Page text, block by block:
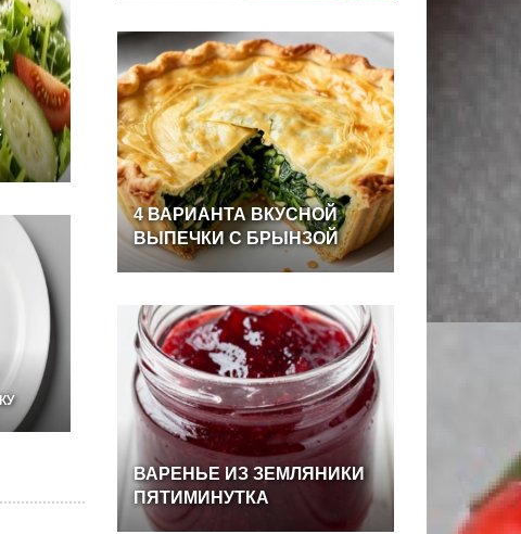
4ВАРИАНТА ВКУСНОЙ
ВЫПЕЧКИ С БРЫНЗОЙ
ВАРЕНЬЕИЗ ЗЕМЛЯНИКИ
ПЯТИМИНУТКА